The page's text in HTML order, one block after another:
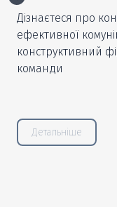
Дізнаєтеся про
ефективної
конструктивний
команди
Детальніше